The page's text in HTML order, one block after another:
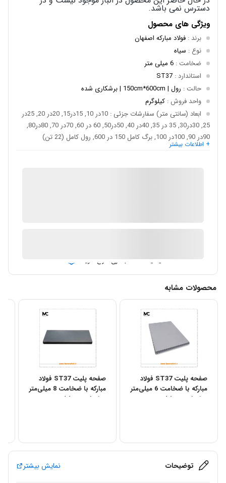
دسترس نمی باشد.
ویژگی های محصول
برند : فولاد مبارکه اصفهان
نوع : سیاه
ضخامت : 6 میلی متر
استاندارد:
ST37
حالت : رول | 150cm*600cm | برشکاری شده
واحد فروش : کیلوگرم
ابعاد (سانتی متر) سفارشات جزئی
: 10در 10, 15در15, 20در 20, 25در
25, 30در30, 35 در 35, 40در 40, 50در50, 60 در 60, 70در 70, 80در80,
90در 90, 100در 100, برگ کامل 150 در 600, رول کامل (22 تن)
+ اطلاعات بیشتر
آیا قیمت مناسب تری سراغ دارید؟
محصولات مشابه
صفحه پلیت ST37 فولاد
مبارکه با ضخامت 6 میلی‌متر
– ابعاد مستطیلی
صفحه پلیت ST37 فولاد
مبارکه با ضخامت 8 میلی‌متر
– ابعاد مستطیلی
توضیحات نمایش بیشتر